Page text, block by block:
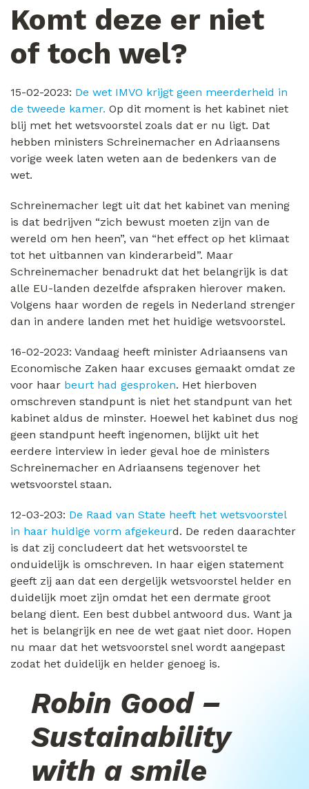
Komt deze er niet
of toch wel?
15-02-2023: De wet IMVO krijgt geen meerderheid in
de tweede kamer. Op dit moment is het kabinet niet
blij met het wetsvoorstel zoals dat er nu ligt. Dat
hebben ministers Schreinemacher en Adriaansens
vorige week laten weten aan de bedenkers van de
wet.
Schreinemacher legt uit dat het kabinet van mening
is dat bedrijven “zich bewust moeten zijn van de
wereld om hen heen”, van “het effect op het klimaat
tot het uitbannen van kinderarbeid”. Maar
Schreinemacher benadrukt dat het belangrijk is dat
alle EU-landen dezelfde afspraken hierover maken.
Volgens haar worden de regels in Nederland strenger
dan in andere landen met het huidige wetsvoorstel.
16-02-2023: Vandaag heeft minister Adriaansens van
Economische Zaken haar excuses gemaakt omdat ze
voor haar beurt had gesproken. Het hierboven
omschreven standpunt is niet het standpunt van het
kabinet aldus de minster. Hoewel het kabinet dus nog
geen standpunt heeft ingenomen, blijkt uit het
eerdere interview in ieder geval hoe de ministers
Schreinemacher en Adriaansens tegenover het
wetsvoorstel staan.
12-03-203: De Raad van State heeft het wetsvoorstel
in haar huidige vorm afgekeurd. De reden daarachter
is dat zij concludeert dat het wetsvoorstel te
onduidelijk is omschreven. In haar eigen statement
geeft zij aan dat een dergelijk wetsvoorstel helder en
duidelijk moet zijn omdat het een dermate groot
belang dient. Een best dubbel antwoord dus. Want ja
het is belangrijk en nee de wet gaat niet door. Hopen
nu maar dat het wetsvoorstel snel wordt aangepast
zodat het duidelijk en helder genoeg is.
Robin Good –
Sustainability
with a smile